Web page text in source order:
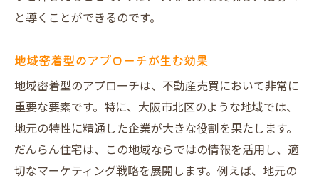
と導くことができるのです。
地域密着型のアプローチが生む効果
地域密着型のアプローチは、不動産売買において非常に
重要な要素です。特に、大阪市北区のような地域では、
地元の特性に精通した企業が大きな役割を果たします。
だんらん住宅は、この地域ならではの情報を活用し、適
切なマーケティング戦略を展開します。例えば、地元の